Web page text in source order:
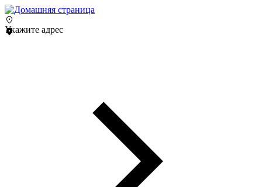
Укажите адрес